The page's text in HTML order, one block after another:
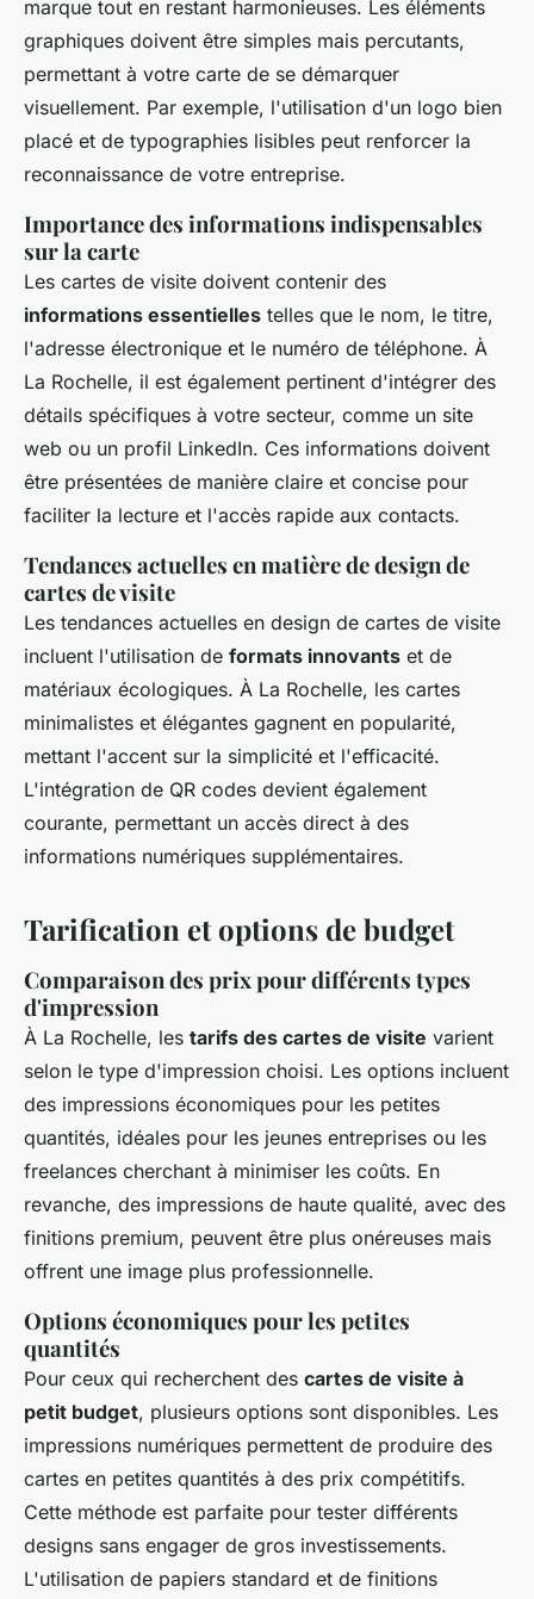
marque tout en restant harmonieuses. Les éléments
graphiques doivent être simples mais percutants,
permettant à votre carte de se démarquer
visuellement. Par exemple, l'utilisation d'un logo bien
placé et de typographies lisibles peut renforcer la
reconnaissance de votre entreprise.
Importance des informations indispensables
sur la carte
Les cartes de visite doivent contenir des
informations essentielles telles que le nom, le titre,
l'adresse électronique et le numéro de téléphone. À
La Rochelle, il est également pertinent d'intégrer des
détails spécifiques à votre secteur, comme un site
web ou un profil LinkedIn. Ces informations doivent
être présentées de manière claire et concise pour
faciliter la lecture et l'accès rapide aux contacts.
Tendances actuelles en matière de design de
cartes de visite
Les tendances actuelles en design de cartes de visite
incluent l'utilisation de formats innovants et de
matériaux écologiques. À La Rochelle, les cartes
minimalistes et élégantes gagnent en popularité,
mettant l'accent sur la simplicité et l'efficacité.
L'intégration de QR codes devient également
courante, permettant un accès direct à des
informations numériques supplémentaires.
Tarification et options de budget
Comparaison des prix pour différents types
d'impression
À La Rochelle, les tarifs des cartes de visite varient
selon le type d'impression choisi. Les options incluent
des impressions économiques pour les petites
quantités, idéales pour les jeunes entreprises ou les
freelances cherchant à minimiser les coûts. En
revanche, des impressions de haute qualité, avec des
finitions premium, peuvent être plus onéreuses mais
offrent une image plus professionnelle.
Options économiques pour les petites
quantités
Pour ceux qui recherchent des cartes de visite à
petit budget, plusieurs options sont disponibles. Les
impressions numériques permettent de produire des
cartes en petites quantités à des prix compétitifs.
Cette méthode est parfaite pour tester différents
designs sans engager de gros investissements.
L'utilisation de papiers standard et de finitions